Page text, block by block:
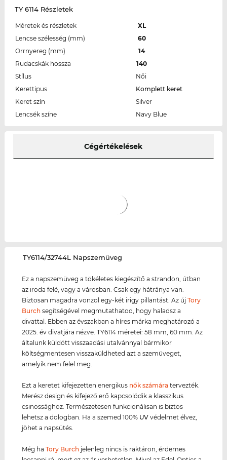
TY 6114 Részletek
Méretek és részletek
XL
Lencse szélesség (mm)
60
Orrnyereg (mm)
14
Rudacskák hossza
140
Stílus
Női
Kerettipus
Komplett keret
Keret szín
Silver
Lencsék színe
Navy Blue
Cégértékelések
‌TY6114/32744L Napszemüveg
Ez a napszemüveg a tökéletes kiegészítő a strandon, útban
az iroda felé, vagy a városban. Csak egy hátránya van:
Biztosan magadra vonzol egy-két irigy pillantást. Az újTory
Burch segítségével megmutathatod, hogy haladsz a
divattal. Ebben az évszakban a híres márka meghatározó a
2025. év divatjára nézve. TY6114 méretei: 58 mm, 60 mm. Az
általunk küldött visszaadási utalvánnyal bármikor
költségmentesen visszaküldheted azt a szemüveget,
amelyik nem felel meg.
Ezt a keretet kifejezetten energikus nők számára tervezték.
Merész design és kifejező erő kapcsolódik a klasszikus
csinossághoz. Természetesen funkcionálisan is biztos
lehetsz a dologban. Ha a szemed 100% UV védelmet élvez,
jöhet a napsütés.
Még haTory Burch jelenleg nincs is raktáron, érdemes